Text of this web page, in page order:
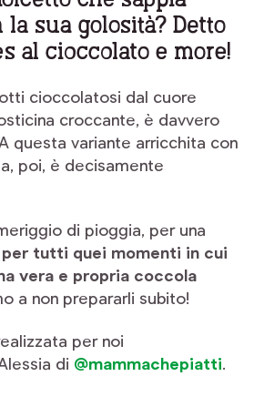
sua golosità? Detto
al cioccolato e more!
cioccolatosi dal cuore
croccante, è davvero
questa variante arricchita con
poi, è decisamente
di pioggia, per una
per tutti quei momenti in cui
vera e propria coccola
a non prepararli subito!
per noi
di @mammachepiatti.